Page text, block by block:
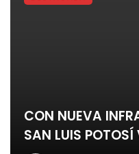
CON NUEVA
SAN LUIS